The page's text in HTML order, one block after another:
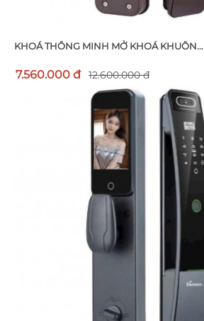
KHOÁ THÔNG MINH MỞ KHOÁ KHUÔN...
7.560.000 đ 12.600.000 đ